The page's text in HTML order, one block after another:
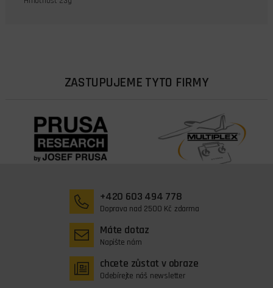
ZASTUPUJEME TYTO FIRMY
+420 603 494 778
Doprava nad 2500 Kč zdarma
Máte dotaz
Napište nám
chcete zůstat v obraze
Odebírejte náš newsletter